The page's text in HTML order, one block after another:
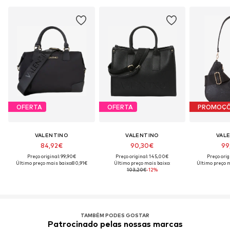
OFERTA
VALENTINO
84,92€
Preço original: 99,90€
Último preço mais baixo:80,91€
OFERTA
VALENTINO
90,30€
Preço original: 145,00€
Último preço mais baixo:
103,20€-12%
Preço
Último preço
TAMBÉM PODES GOSTAR
Patrocinado pelas nossas marcas